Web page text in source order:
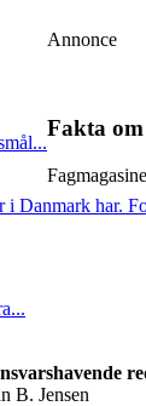
Annonce
Fakta
B. Jensen